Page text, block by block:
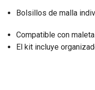
Bolsillos de malla
Compatible con
El kit incluye